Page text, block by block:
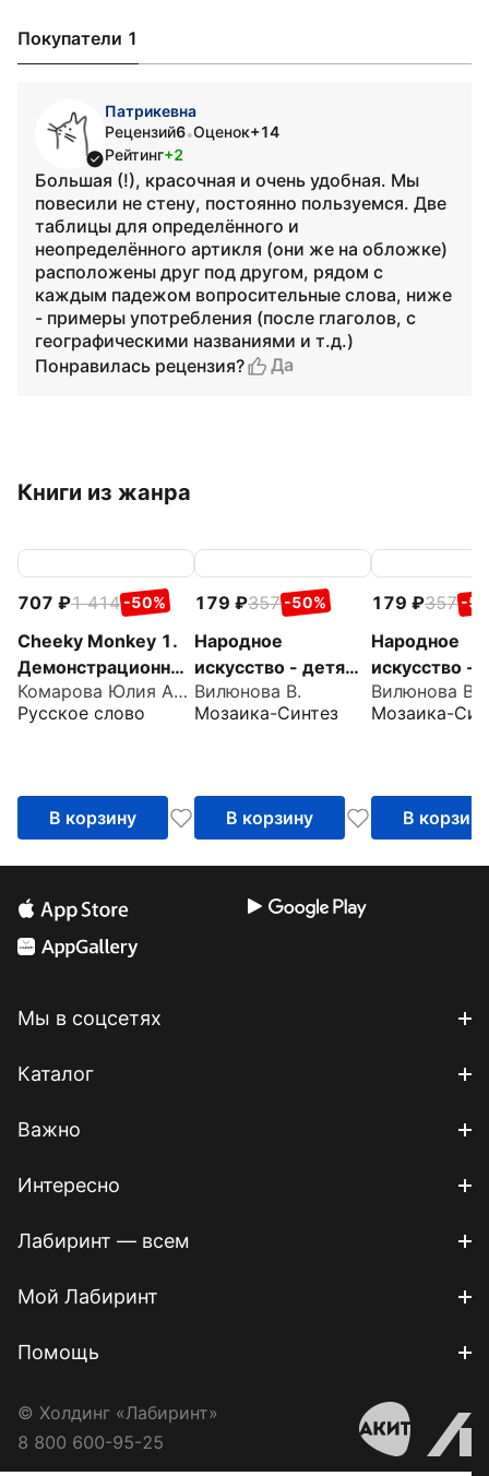
Покупатели 1
Патрикевна
Рецензий6•Оценок+14
Рейтинг+2
Большая (!), красочная и очень удобная. Мы
повесили не стену, постоянно пользуемся. Две
таблицы для определённого и
неопределённого артикля (они же на обложке)
расположены друг под другом, рядом с
каждым падежом вопросительные слова, ниже
- примеры употребления (после глаголов, с
географическими названиями и т.д.)
Понравилась рецензия?
Да
Книги из жанра
707 1 414 -50%
Cheeky Monkey 1.
Демонстрационны
е карточки.
Средняя группа. 4-
Комарова Юлия Александровна
Русское слово
В корзину
179 357 -50%
Народное
искусство - детям.
Филимоновская
игрушка.
Вилюнова В.
Мозаика-Синтез
В корзину
179 357 -
Народное
искусство -
Сказочная
Наглядное
Вилюнова В.
Мозаика-
В корзину
Мы в соцсетях
Каталог
Важно
Интересно
Лабиринт — всем
Мой Лабиринт
Помощь
© Холдинг «Лабиринт»
8 800 600-95-25